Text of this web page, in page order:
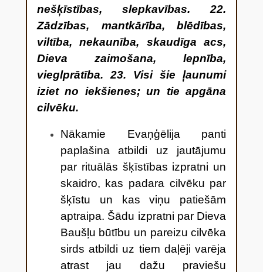
nešķīstības, slepkavības. 22.
Zādzības, mantkārība, blēdības,
viltība, nekaunība, skaudīga acs,
Dieva zaimošana, lepnība,
vieglprātība. 23. Visi šie ļaunumi
iziet no iekšienes; un tie apgāna
cilvēku.
Nākamie Evaņģēlija panti
paplašina atbildi uz jautājumu
par rituālās šķīstības izpratni un
skaidro, kas padara cilvēku par
šķīstu un kas viņu patiešām
aptraipa. Šādu izpratni par Dieva
Baušļu būtību un pareizu cilvēka
sirds atbildi uz tiem daļēji varēja
atrast jau dažu praviešu